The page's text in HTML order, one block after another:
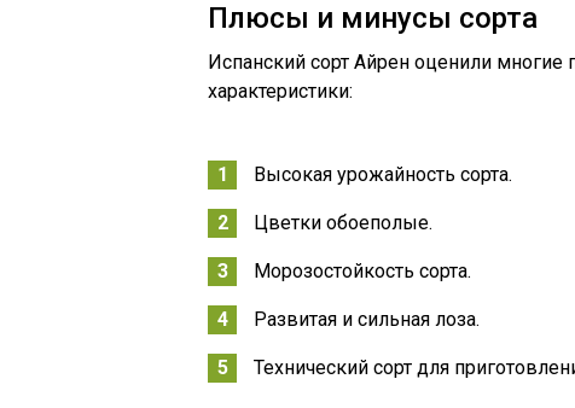
Плюсы и минусы сорта
Испанский сорт Айрен оценили
характеристики:
Высокая урожайность сорта.
Цветки обоеполые.
Морозостойкость сорта.
Развитая и сильная лоза.
Технический сорт для